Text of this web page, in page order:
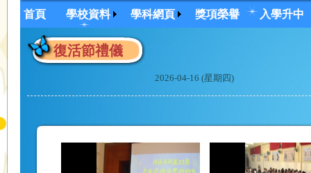
首頁 學校資料 學科網頁 獎項榮譽 入學升中
復活節禮儀
2026-04-16 (星期四)